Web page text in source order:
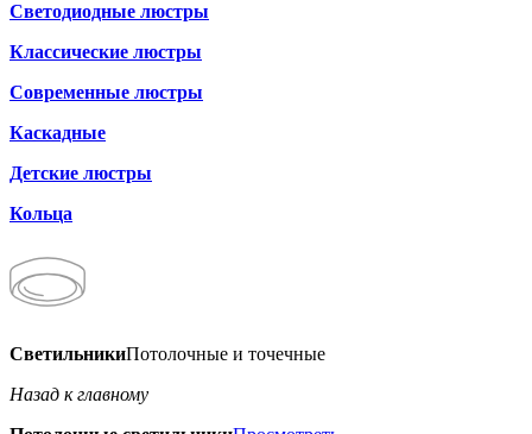
Светодиодные люстры
Классические люстры
Современные люстры
Каскадные
Детские люстры
Кольца
СветильникиПотолочные и точечные
Назад к главному